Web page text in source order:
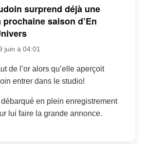
surprend déjà une
saison d’En
juin à 04:01
de l’or alors qu’elle aperçoit
entrer dans le studio!
en plein enregistrement
lui faire la grande annonce.